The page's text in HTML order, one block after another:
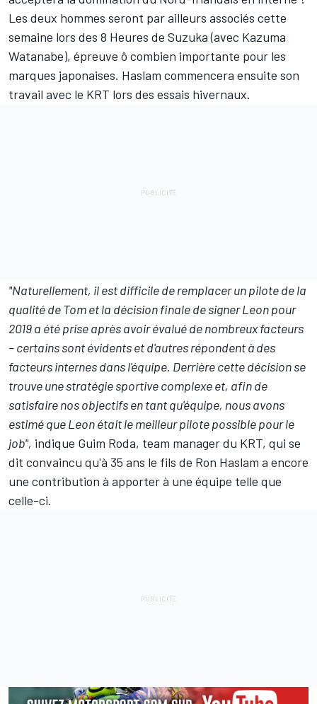
Les deux hommes seront par ailleurs associés cette
semaine lors des 8 Heures de Suzuka (avec Kazuma
Watanabe), épreuve ô combien importante pour les
marques japonaises. Haslam commencera ensuite son
travail avec le KRT lors des essais hivernaux.
"Naturellement, il est difficile de remplacer un pilote de la
qualité de Tom et la décision finale de signer Leon pour
2019 a été prise après avoir évalué de nombreux facteurs
– certains sont évidents et d'autres répondent à des
facteurs internes dans l'équipe. Derrière cette décision se
trouve une stratégie sportive complexe et, afin de
satisfaire nos objectifs en tant qu'équipe, nous avons
estimé que Leon était le meilleur pilote possible pour le
job", indique Guim Roda, team manager du KRT, qui se
dit convaincu qu'à 35 ans le fils de Ron Haslam a encore
une contribution à apporter à une équipe telle que
celle-ci.